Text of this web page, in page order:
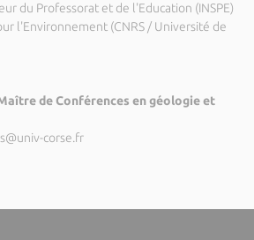
du Professorat et de l'Education (INSPE)
l'Environnement (CNRS / Université de
de Conférences en géologie et
corse.fr